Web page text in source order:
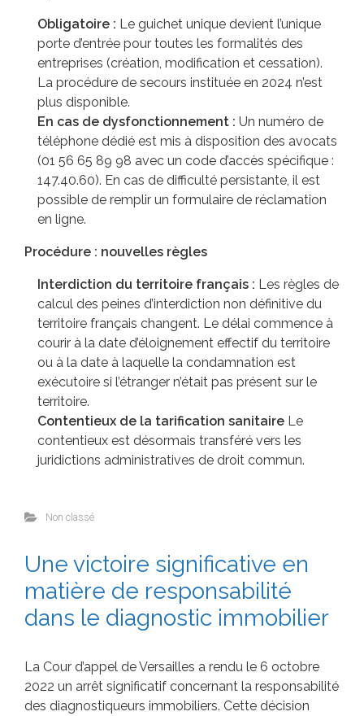
Obligatoire : Le guichet unique devient l’unique
porte d’entrée pour toutes les formalités des
entreprises (création, modification et cessation).
La procédure de secours instituée en 2024 n’est
plus disponible.
En cas de dysfonctionnement : Un numéro de
téléphone dédié est mis à disposition des avocats
(01 56 65 89 98 avec un code d’accès spécifique :
147.40.60). En cas de difficulté persistante, il est
possible de remplir un formulaire de réclamation
en ligne.
Procédure : nouvelles règles
Interdiction du territoire français : Les règles de
calcul des peines d’interdiction non définitive du
territoire français changent. Le délai commence à
courir à la date d’éloignement effectif du territoire
ou à la date à laquelle la condamnation est
exécutoire si l’étranger n’était pas présent sur le
territoire.
Contentieux de la tarification sanitaire Le
contentieux est désormais transféré vers les
juridictions administratives de droit commun.
Non classé
Une victoire significative en
matière de responsabilité
dans le diagnostic immobilier
La Cour d’appel de Versailles a rendu le 6 octobre
2022 un arrêt significatif concernant la responsabilité
des diagnostiqueurs immobiliers. Cette décision